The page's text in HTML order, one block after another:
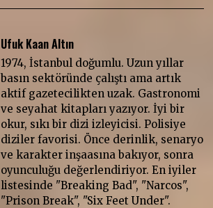
Ufuk Kaan Altın
1974, İstanbul doğumlu. Uzun yıllar
basın sektöründe çalıştı ama artık
aktif gazetecilikten uzak. Gastronomi
ve seyahat kitapları yazıyor. İyi bir
okur, sıkı bir dizi izleyicisi. Polisiye
diziler favorisi. Önce derinlik, senaryo
ve karakter inşaasına bakıyor, sonra
oyunculuğu değerlendiriyor. En iyiler
listesinde "Breaking Bad", "Narcos",
"Prison Break", "Six Feet Under".